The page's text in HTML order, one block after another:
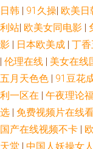
日韩 | 91久操| 欧美日
利站| 欧美女同电影 |
影 | 日本欧美成 | 丁
| 伦理在线 | 美女在线
五月天色色 | 91豆花
利一区在 | 午夜理论
选 | 免费视频片在线
国产在线视频不卡 |
天堂 | 中国人妖操女人